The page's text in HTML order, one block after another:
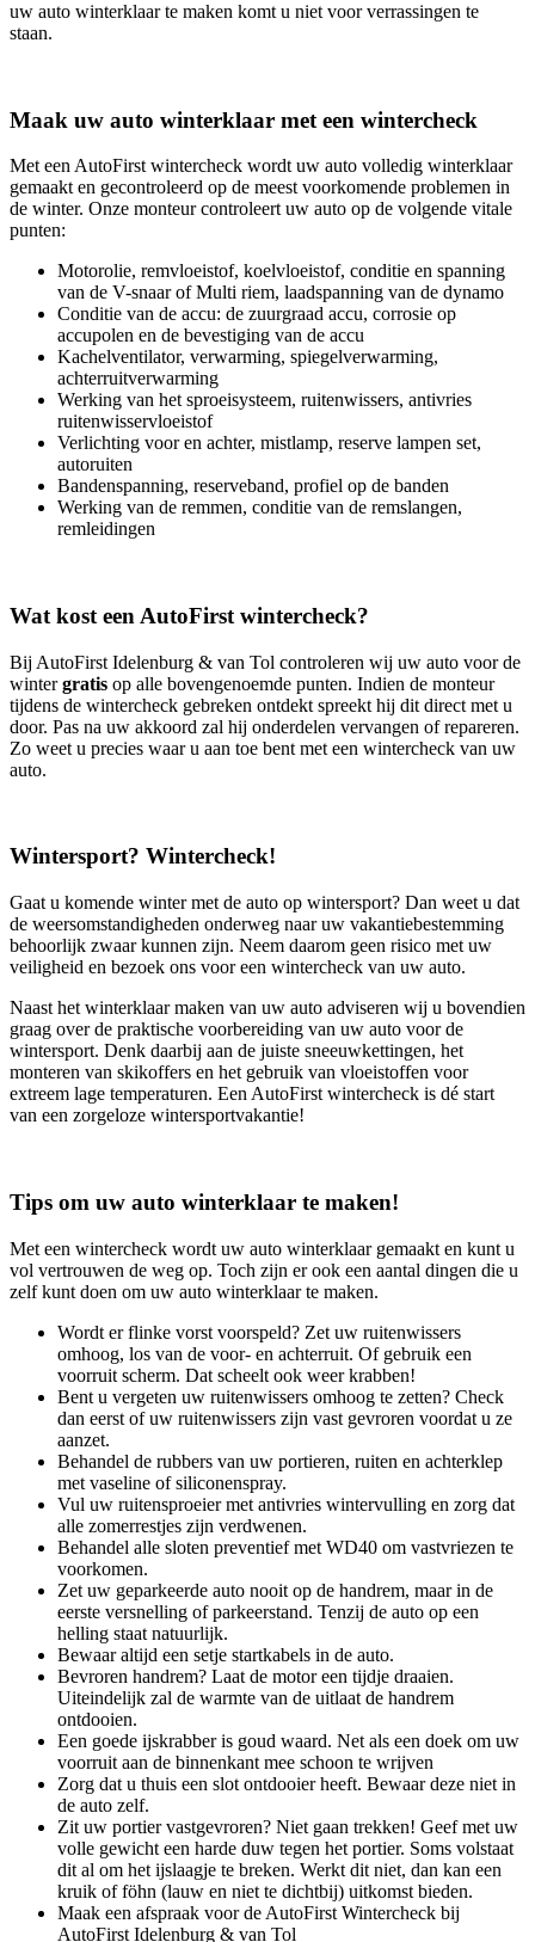
uw auto winterklaar te maken komt u niet voor verrassingen te
staan.
Maak uw auto winterklaar met een wintercheck
Met een AutoFirst wintercheck wordt uw auto volledig winterklaar
gemaakt en gecontroleerd op de meest voorkomende problemen in
de winter. Onze monteur controleert uw auto op de volgende vitale
punten:
Motorolie, remvloeistof, koelvloeistof, conditie en spanning
van de V-snaar of Multi riem, laadspanning van de dynamo
Conditie van de accu: de zuurgraad accu, corrosie op
accupolen en de bevestiging van de accu
Kachelventilator, verwarming, spiegelverwarming,
achterruitverwarming
Werking van het sproeisysteem, ruitenwissers, antivries
ruitenwisservloeistof
Verlichting voor en achter, mistlamp, reserve lampen set,
autoruiten
Bandenspanning, reserveband, profiel op de banden
Werking van de remmen, conditie van de remslangen,
remleidingen
Wat kost een AutoFirst wintercheck?
Bij AutoFirst Idelenburg & van Tol controleren wij uw auto voor de
wintergratis op alle bovengenoemde punten. Indien de monteur
tijdens de wintercheck gebreken ontdekt spreekt hij dit direct met u
door. Pas na uw akkoord zal hij onderdelen vervangen of repareren.
Zo weet u precies waar u aan toe bent met een wintercheck van uw
auto.
Wintersport? Wintercheck!
Gaat u komende winter met de auto op wintersport? Dan weet u dat
de weersomstandigheden onderweg naar uw vakantiebestemming
behoorlijk zwaar kunnen zijn. Neem daarom geen risico met uw
veiligheid en bezoek ons voor een wintercheck van uw auto.
Naast het winterklaar maken van uw auto adviseren wij u bovendien
graag over de praktische voorbereiding van uw auto voor de
wintersport. Denk daarbij aan de juiste sneeuwkettingen, het
monteren van skikoffers en het gebruik van vloeistoffen voor
extreem lage temperaturen. Een AutoFirst wintercheck is dé start
van een zorgeloze wintersportvakantie!
Tips om uw auto winterklaar te maken!
Met een wintercheck wordt uw auto winterklaar gemaakt en kunt u
vol vertrouwen de weg op. Toch zijn er ook een aantal dingen die u
zelf kunt doen om uw auto winterklaar te maken.
Wordt er flinke vorst voorspeld? Zet uw ruitenwissers
omhoog, los van de voor- en achterruit. Of gebruik een
voorruit scherm. Dat scheelt ook weer krabben!
Bent u vergeten uw ruitenwissers omhoog te zetten? Check
dan eerst of uw ruitenwissers zijn vast gevroren voordat u ze
aanzet.
Behandel de rubbers van uw portieren, ruiten en achterklep
met vaseline of siliconenspray.
Vul uw ruitensproeier met antivries wintervulling en zorg dat
alle zomerrestjes zijn verdwenen.
Behandel alle sloten preventief met WD40 om vastvriezen te
voorkomen.
Zet uw geparkeerde auto nooit op de handrem, maar in de
eerste versnelling of parkeerstand. Tenzij de auto op een
helling staat natuurlijk.
Bewaar altijd een setje startkabels in de auto.
Bevroren handrem? Laat de motor een tijdje draaien.
Uiteindelijk zal de warmte van de uitlaat de handrem
ontdooien.
Een goede ijskrabber is goud waard. Net als een doek om uw
voorruit aan de binnenkant mee schoon te wrijven
Zorg dat u thuis een slot ontdooier heeft. Bewaar deze niet in
de auto zelf.
Zit uw portier vastgevroren? Niet gaan trekken! Geef met uw
volle gewicht een harde duw tegen het portier. Soms volstaat
dit al om het ijslaagje te breken. Werkt dit niet, dan kan een
kruik of föhn (lauw en niet te dichtbij) uitkomst bieden.
Maak een afspraak voor de AutoFirst Wintercheck bij
AutoFirst Idelenburg & van Tol